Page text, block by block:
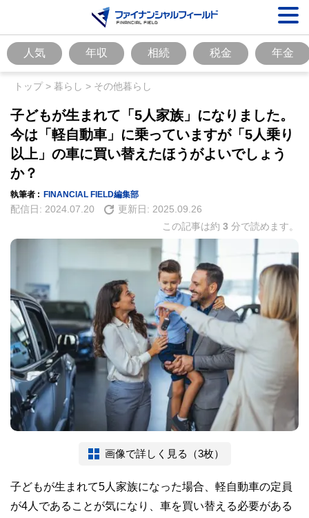
人気 年収 相続 税金 年金
トップ> 暮らし > その他暮らし
子どもが生まれて「5人家族」になりました。
今は「軽自動車」に乗っていますが「5人乗り
以上」の車に買い替えたほうがよいでしょう
か？
執筆者 : FINANCIAL FIELD編集部
配信日: 2024.07.20 更新日: 2025.09.26
この記事は約 3 分で読めます。
画像で詳しく見る（3枚）
子どもが生まれて5人家族になった場合、軽自動車の定員
が4人であることが気になり、車を買い替える必要がある